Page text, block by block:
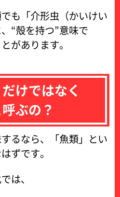
も「介形虫（かいけい
“殻を持つ”意味で
があります。
けではなく
ぶの？
るなら、「魚類」とい
ずです。
は、